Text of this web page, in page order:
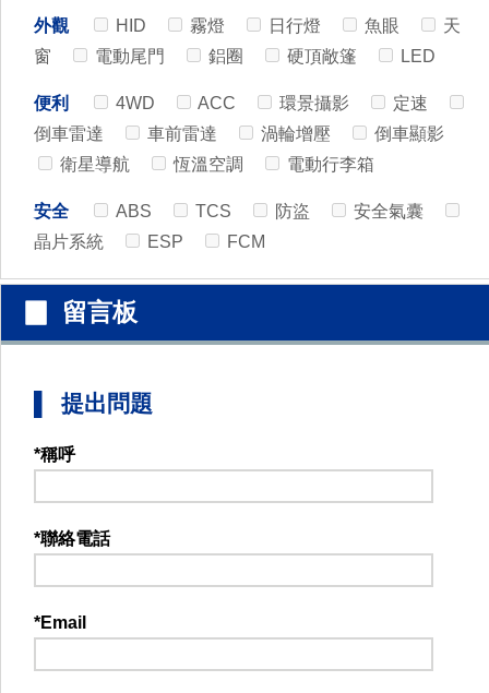
外觀 HID 霧燈 日行燈 魚眼
天
窗
電動尾門 鋁圈 硬頂敞篷 LED
便利 4WD ACC 環景攝影
定速
倒車雷達
車前雷達 渦輪增壓
倒車顯影
衛星導航
恆溫空調 電動行李箱
安全 ABS TCS 防盜
安全氣囊
晶片系統
ESP FCM
▉ 留言板
▌ 提出問題
*稱呼
*聯絡電話
*Email